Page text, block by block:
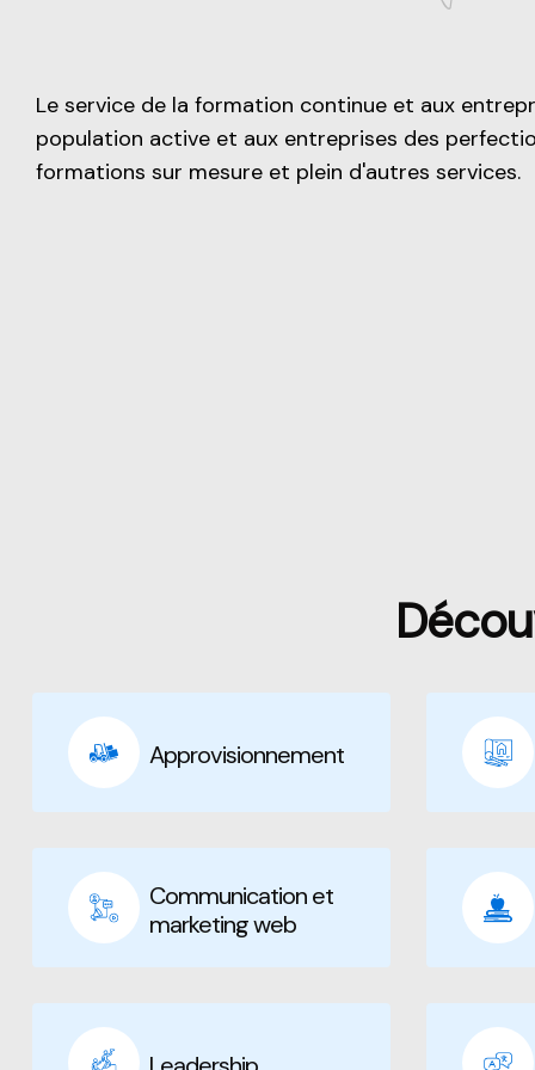
Le service de la formation continue et aux
population active et aux entreprises des
formations sur mesure et plein d'autres services.
Approvisionnement
Communication et
marketing web